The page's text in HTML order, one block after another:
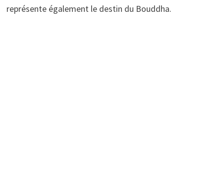
représente également le destin du Bouddha.